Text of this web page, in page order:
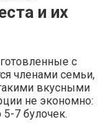
и их
с
членами семьи,
вкусными
не экономно:
5-7 булочек.